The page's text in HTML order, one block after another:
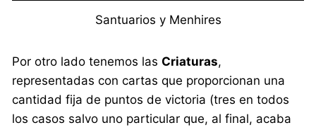
Santuarios y Menhires
Por otro lado tenemos lasCriaturas,
representadas con cartas que proporcionan una
cantidad fija de puntos de victoria (tres en todos
los casos salvo uno particular que, al final, acaba